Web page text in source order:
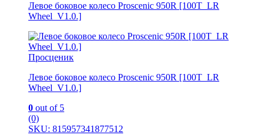
Левое боковое колесо Proscenic 950R [100T_LR
Wheel_V1.0.]
Просценик
Левое боковое колесо Proscenic 950R [100T_LR
Wheel_V1.0.]
0 out of 5
(0)
SKU: 815957341877512